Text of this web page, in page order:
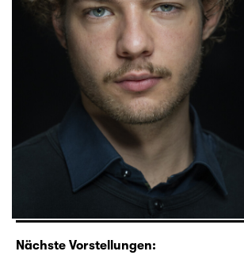
Nächste Vorstellungen: